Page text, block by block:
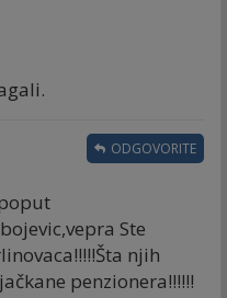
Ste
njih
penzionera!!!!!!
ODGOVORITE